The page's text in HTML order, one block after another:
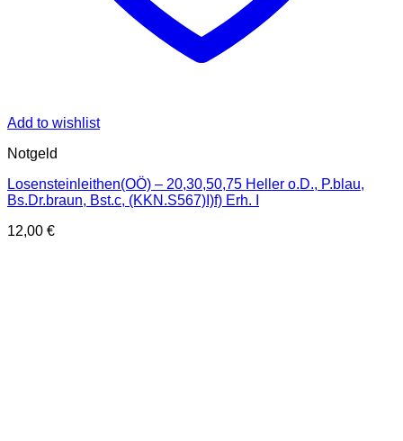
Add to wishlist
Notgeld
Losensteinleithen(OÖ) – 20,30,50,75 Heller o.D., P.blau,
Bs.Dr.braun, Bst.c, (KKN.S567)I)f) Erh. I
12,00 €